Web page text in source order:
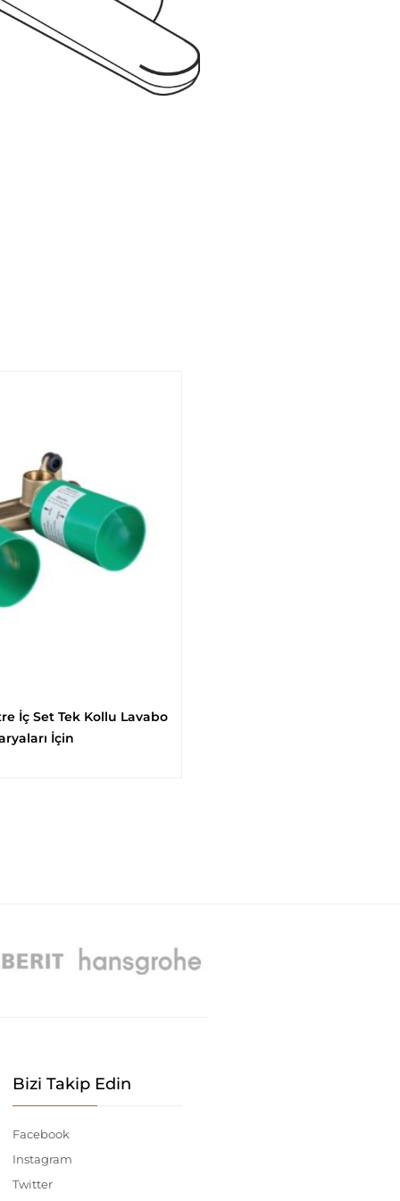
İç Set Tek Kollu Lavabo
İçin
Bizi Takip Edin
Facebook
Instagram
Twitter